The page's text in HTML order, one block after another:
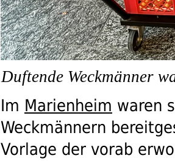
Duftende Weckmänner
Im Marienheim waren
Weckmännern
Vorlage der vorab